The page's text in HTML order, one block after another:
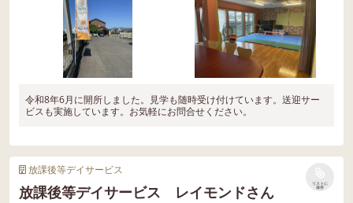
令和8年6月に開所しました。見学も随時受け付けています。送迎サー
ビスも実施しています。お気軽にお問合せください。
放課後等デイサービス
放課後等デイサービス レイモンドさん
リストに
保存